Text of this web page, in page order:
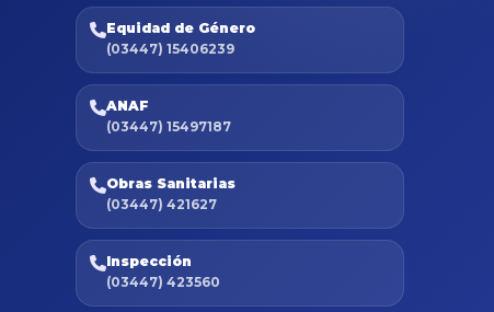
Equidad de Género
(03447) 15406239
ANAF
(03447) 15497187
Obras Sanitarias
(03447) 421627
Inspección
(03447) 423560